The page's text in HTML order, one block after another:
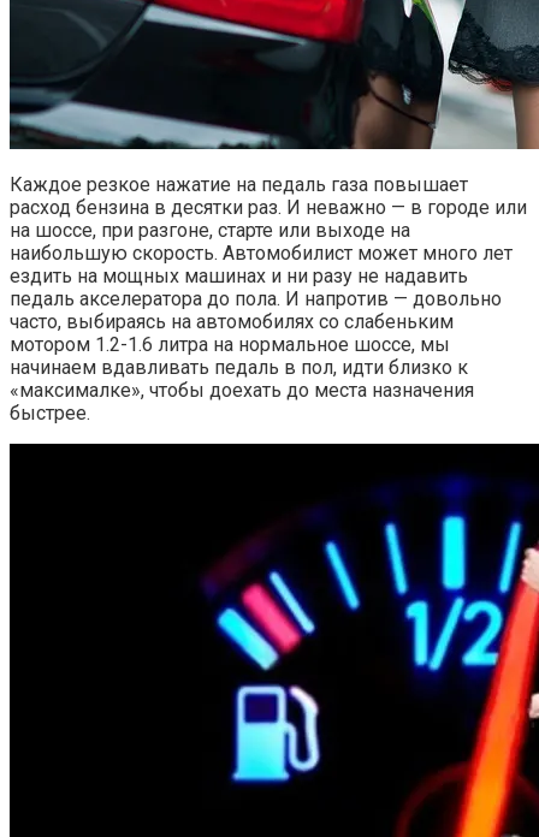
Каждое резкое нажатие на педаль газа повышает
расход бензина в десятки раз. И неважно — в городе или
на шоссе, при разгоне, старте или выходе на
наибольшую скорость. Автомобилист может много лет
ездить на мощных машинах и ни разу не надавить
педаль акселератора до пола. И напротив — довольно
часто, выбираясь на автомобилях со слабеньким
мотором 1.2-1.6 литра на нормальное шоссе, мы
начинаем вдавливать педаль в пол, идти близко к
«максималке», чтобы доехать до места назначения
быстрее.